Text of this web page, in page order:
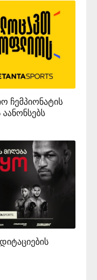
ჩემპიონატის